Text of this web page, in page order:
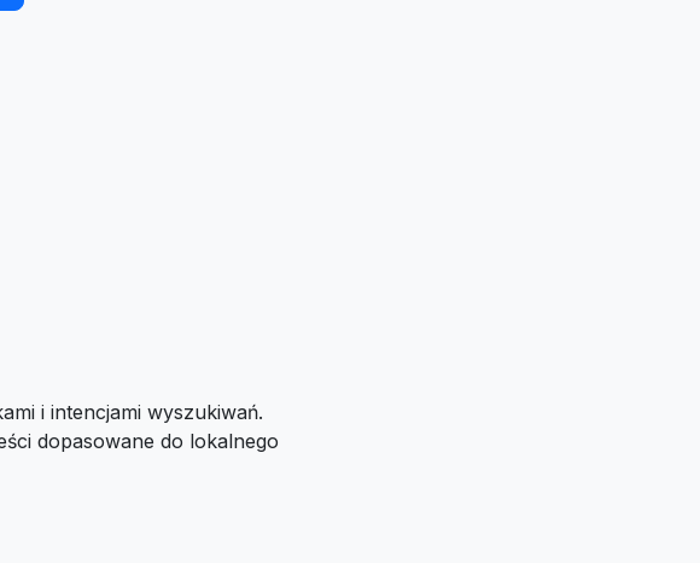
i intencjami wyszukiwań.
dopasowane do lokalnego